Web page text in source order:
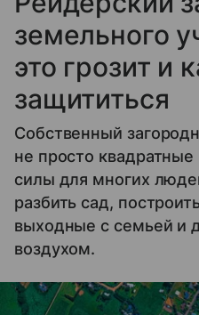
земельного
это грозит и
защититься
Собственный
не просто
силы для многих
разбить сад,
выходные с семьей и
воздухом.